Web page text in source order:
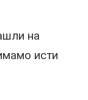
на
исти